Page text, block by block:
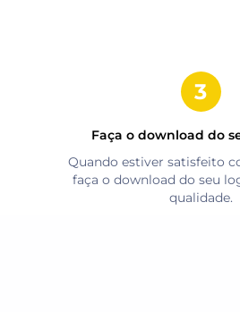
Faça o download do
Quando estiver satisfeito
faça o download do seu
qualidade.